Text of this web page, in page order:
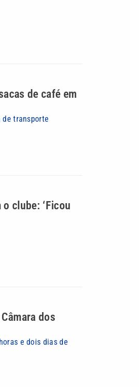
de café em
de transporte
clube: ‘Ficou
dos
e dois dias de